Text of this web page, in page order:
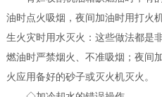
油时点火吸烟，夜间加油时用打火
生火灾时用水灭火：这些做法都是
燃油时严禁烟火、不准吸烟；夜间
火应用备好的砂子或灭火机灭火。